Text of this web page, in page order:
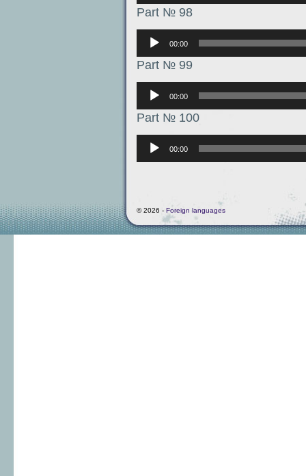
Part № 98
Аудиоплеер
00:00
Part № 99
Аудиоплеер
00:00
Part № 100
Аудиоплеер
00:00
© 2026 - Foreign languages